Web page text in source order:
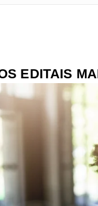
EDITAIS